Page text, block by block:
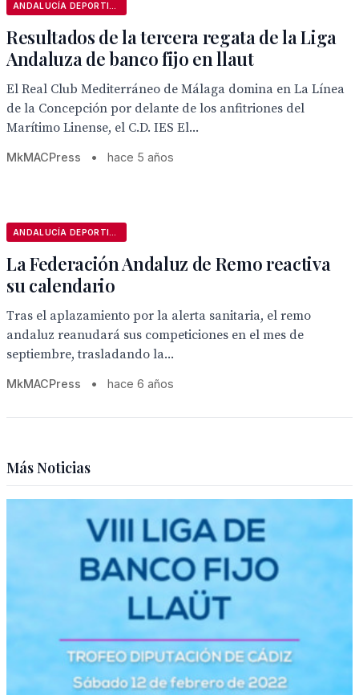
Resultados de la tercera regata de la Liga
Andaluza de banco fijo en llaut
El Real Club Mediterráneo de Málaga domina en La Línea
de la Concepción por delante de los anfitriones del
Marítimo Linense, el C.D. IES El...
MkMACPress • hace 5 años
La Federación Andaluz de Remo reactiva
su calendario
Tras el aplazamiento por la alerta sanitaria, el remo
andaluz reanudará sus competiciones en el mes de
septiembre, trasladando la...
MkMACPress • hace 6 años
Más Noticias